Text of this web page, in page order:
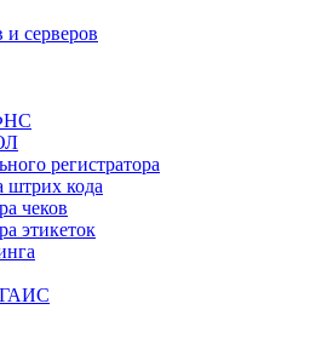
серверов
регистратора
штрих кода
чеков
этикеток